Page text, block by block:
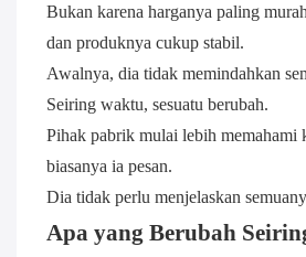
Bukan karena harganya paling
dan produknya cukup stabil.
Awalnya, dia tidak memindahkan
Seiring waktu, sesuatu berubah.
Pihak pabrik mulai lebih memahami
biasanya ia pesan.
Dia tidak perlu menjelaskan
Apa yang Berubah